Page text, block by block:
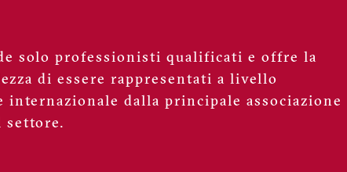
solo professionisti qualificati e offre la
di essere rappresentati a livello
internazionale dalla principale associazione
settore.